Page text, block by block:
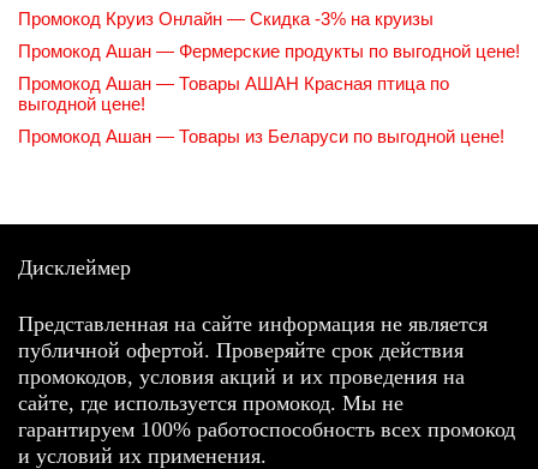
Промокод Круиз Онлайн — Скидка -3% на круизы
Промокод Ашан — Фермерские продукты по выгодной цене!
Промокод Ашан — Товары АШАН Красная птица по
выгодной цене!
Промокод Ашан — Товары из Беларуси по выгодной цене!
Дисклеймер
Представленная на сайте информация не является
публичной офертой. Проверяйте срок действия
промокодов, условия акций и их проведения на
сайте, где используется промокод. Мы не
гарантируем 100% работоспособность всех промокод
и условий их применения.